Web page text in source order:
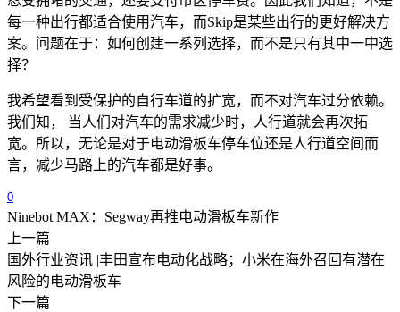
每一种出行都适合使用汽车，而Skip是某些出行的更好解决方
案。问题在于：如何创建一系列选择，而不是只有其中一中选
择？
我希望看到受保护的自行车道的扩宽，而不对汽车过分依赖。
我们知， 当人们对汽车的需求减少时，人行道就会再次拓
宽。所以，无论是对于电动滑板车停车位还是人行道空间而
言，减少马路上的汽车都是好事。
0
Ninebot MAX：Segway再推电动滑板车新作
上一篇
国外行业资讯 |丰田宣布电动化战略；小米在海外召回有潜在
风险的电动滑板车
下一篇